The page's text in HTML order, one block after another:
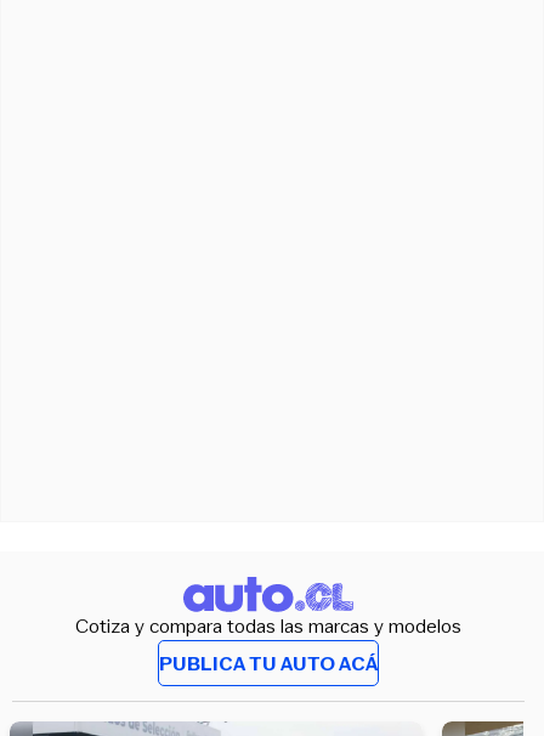
Cotiza y compara todas las marcas y modelos
PUBLICA TU AUTO ACÁ